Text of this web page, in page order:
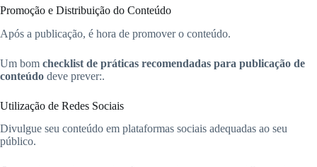
Promoção e Distribuição do Conteúdo
Após a publicação, é hora de promover o conteúdo.
Um bom checklist de práticas recomendadas para publicação de
conteúdo deve prever:.
Utilização de Redes Sociais
Divulgue seu conteúdo em plataformas sociais adequadas ao seu
público.